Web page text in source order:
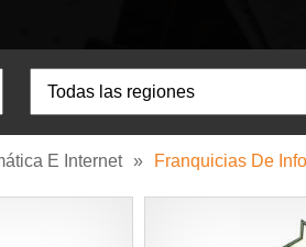
E Internet » Franquicias De